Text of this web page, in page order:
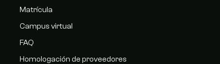
Matrícula
Campus virtual
FAQ
Homologación de proveedores